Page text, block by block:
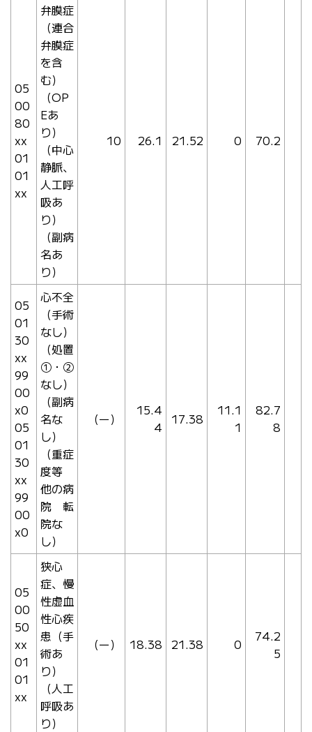
05
00
80
xx
01
01
xx
弁膜症
（連合
弁膜症
を含
む）
（OP
Eあ
り）
（中心
静脈、
人工呼
吸あ
り）
（副病
名あ
り）
10 26.1 21.52 0 70.2
05
01
30
xx
99
00
x0
05
01
30
xx
99
00
x0
心不全
（手術
なし）
（処置
①・②
なし）
（副病
名な
し）
（重症
度等
他の病
院 転
院な
し）
（ー）
15.4
4
17.38
11.1
1
82.7
8
05
00
50
xx
01
01
xx
狭心
症、慢
性虚血
性心疾
患（手
術あ
り）
（人工
呼吸あ
り）
（ー） 18.38 21.38 0
74.2
5